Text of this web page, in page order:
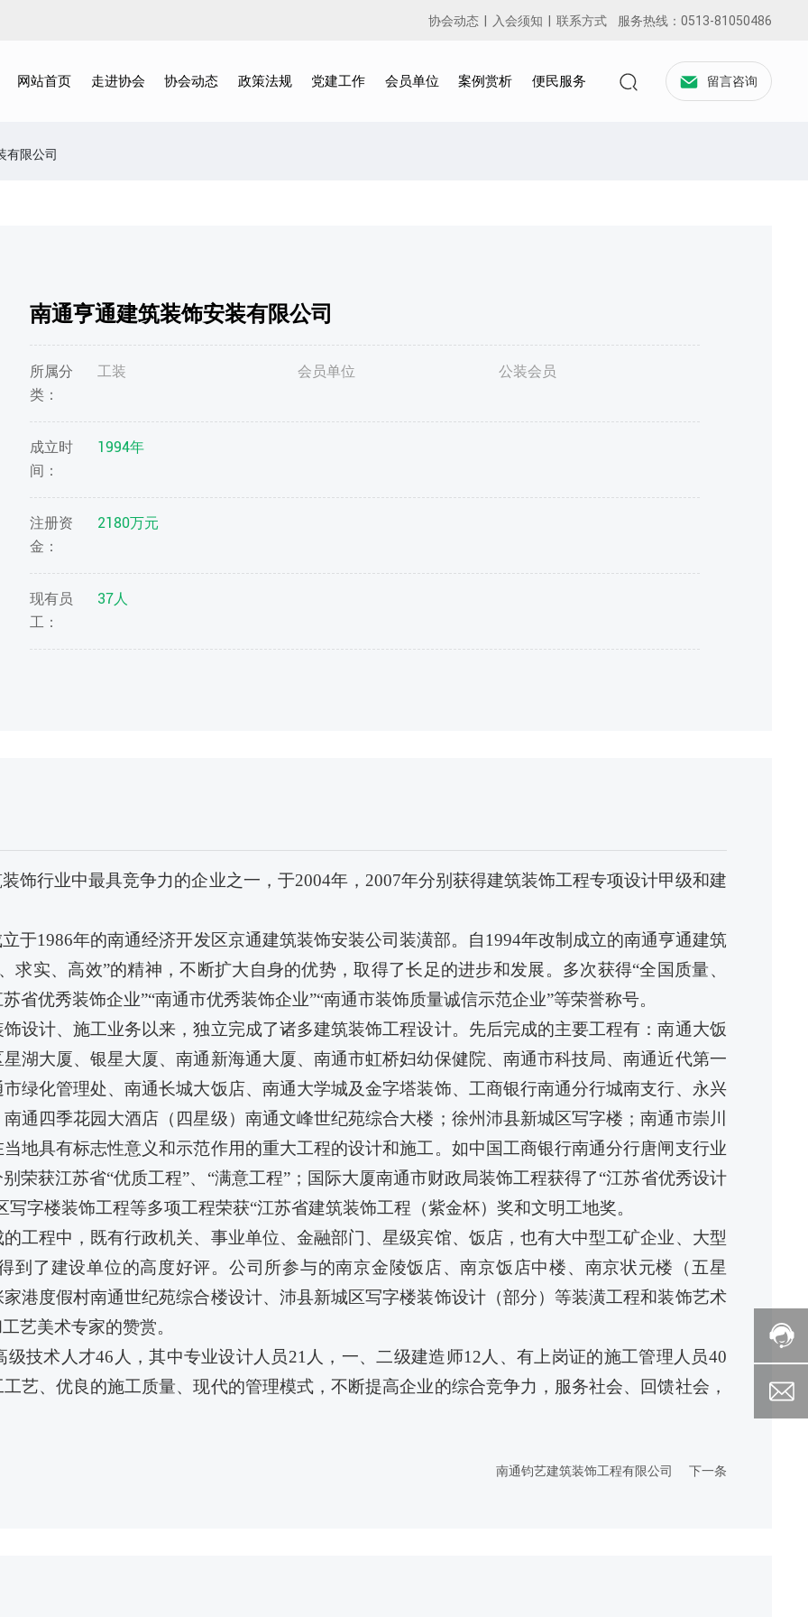
协会动态| 入会须知 | 联系方式服务热线： 0513-81050486
网站首页 走进协会 协会动态 政策法规 党建工作 会员单位 案例赏析 便民服务 留言咨询
有限公司
南通亨通建筑装饰安装有限公司
所属分
类：
工装 会员单位 公装会员
成立时
间：
1994年
注册资
金：
2180万元
现有员
工：
37人
饰行业中最具竞争力的企业之一，于2004年， 2007年分别获得建筑装饰工程专项设计甲级和建
于1986年的南通经济开发区京通建筑装饰安装公司装潢部。自1994年改制成立的南通亨通建筑
求实、高效”的精神，不断扩大自身的优势，取得了长足的进步和发展。多次获得“全国质量、
省优秀装饰企业”“南通市优秀装饰企业”“南通市装饰质量诚信示范企业”等荣誉称号。
设计、施工业务以来，独立完成了诸多建筑装饰工程设计。先后完成的主要工程有：南通大饭
湖大厦、银星大厦、南通新海通大厦、南通市虹桥妇幼保健院、南通市科技局、南通近代第一
绿化管理处、南通长城大饭店、南通大学城及金字塔装饰、工商银行南通分行城南支行、永兴
通四季花园大酒店（四星级）南通文峰世纪苑综合大楼；徐州沛县新城区写字楼；南通市崇川
地具有标志性意义和示范作用的重大工程的设计和施工。如中国工商银行南通分行唐闸支行业
荣获江苏省“优质工程”、“满意工程”；国际大厦南通市财政局装饰工程获得了“江苏省优秀设计
字楼装饰工程等多项工程荣获“江苏省建筑装饰工程（紫金杯）奖和文明工地奖。
工程中，既有行政机关、事业单位、金融部门、星级宾馆、饭店，也有大中型工矿企业、大型
到了建设单位的高度好评。公司所参与的南京金陵饭店、南京饭店中楼、南京状元楼（五星
港度假村南通世纪苑综合楼设计、沛县新城区写字楼装饰设计（部分）等装潢工程和装饰艺术
艺美术专家的赞赏。
级技术人才46 人，其中专业设计人员21 人，一、二级建造师12 人、有上岗证的施工管理人员40
艺、优良的施工质量、现代的管理模式，不断提高企业的综合竞争力，服务社会、回馈社会，
南通钧艺建筑装饰工程有限公司 下一条